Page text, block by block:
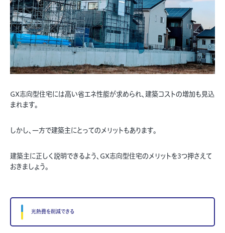
GX志向型住宅には高い省エネ性能が求められ、建築コストの増加も見込
まれます。
しかし、一方で建築主にとってのメリットもあります。
建築主に正しく説明できるよう、GX志向型住宅のメリットを3つ押さえて
おきましょう。
光熱費を削減できる